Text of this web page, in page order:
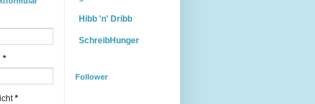
*
*
Hibb 'n' Dribb
SchreibHunger
Follower